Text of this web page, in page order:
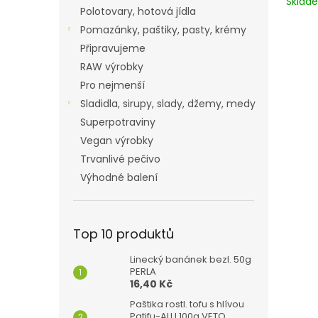
Polotovary, hotová jídla
Pomazánky, paštiky, pasty, krémy
Připravujeme
RAW výrobky
Pro nejmenší
Sladidla, sirupy, slady, džemy, medy
Superpotraviny
Vegan výrobky
Trvanlivé pečivo
Výhodné balení
Top 10 produktů
Linecký banánek bezl. 50g
PERLA
16,40 Kč
Paštika rostl. tofu s hlívou